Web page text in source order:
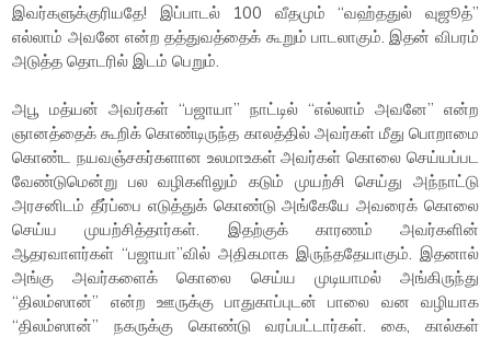
இவர்களுக்குரியதே! இப்பாடல் 100 வீதமும் “வஹ்ததுல் வுஜூத்”
எல்லாம் அவனே என்ற தத்துவத்தைக் கூறும் பாடலாகும். இதன் விபரம்
அடுத்த தொடரில் இடம் பெறும்.
அபூ மத்யன் அவர்கள் “பஜாயா” நாட்டில் “எல்லாம் அவனே” என்ற
ஞானத்தைக் கூறிக் கொண்டிருந்த காலத்தில் அவர்கள் மீது பொறாமை
கொண்ட நயவஞ்சகர்களான உலமாஉகள் அவர்கள் கொலை செய்யப்பட
வேண்டுமென்று பல வழிகளிலும் கடும் முயற்சி செய்து அந்நாட்டு
அரசனிடம் தீர்ப்பை எடுத்துக் கொண்டு அங்கேயே அவரைக் கொலை
செய்ய முயற்சித்தார்கள். இதற்குக் காரணம் அவர்களின்
ஆதரவாளர்கள் “பஜாயா”வில் அதிகமாக இருந்ததேயாகும். இதனால்
அங்கு அவர்களைக் கொலை செய்ய முடியாமல் அங்கிருந்து
“திலம்ஸான்” என்ற ஊருக்கு பாதுகாப்புடன் பாலை வன வழியாக
“திலம்ஸான்” நகருக்கு கொண்டு வரப்பட்டார்கள். கை, கால்கள்